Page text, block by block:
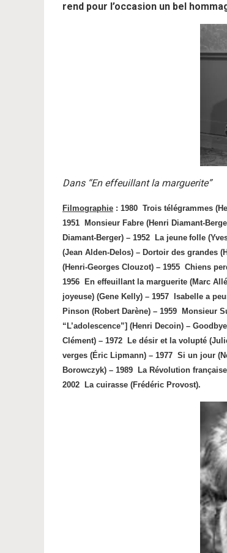
rend pour l’occasion un bel
Dans “En effeuillant la marguerite”
Filmographie : 1980 Trois télégrammes
1951
Monsieur Fabre (Henri Diamant-
Diamant-Berger) – 1952
La jeune folle
(Jean Alden-Delos) – Dortoir des grandes
(Henri-Georges Clouzot) – 1955 Chiens
1956
En effeuillant la marguerite (Marc
joyeuse) (Gene Kelly) – 1957
Isabelle a
Pinson (Robert Darène) – 1959
Monsieur
“L’adolescence”] (Henri Decoin) –
Clément) – 1972
Le désir et la volupté
verges (Éric Lipmann) – 1977 Si un jour
Borowczyk) – 1989 La Révolution
2002
La cuirasse (Frédéric Provost).